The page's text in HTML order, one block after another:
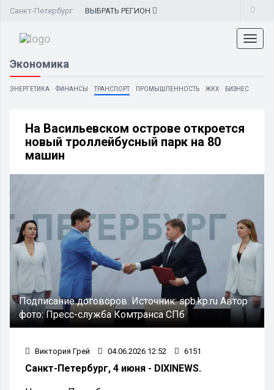
Санкт-Петербург ВЫБРАТЬ РЕГИОН
Экономика
ЭНЕРГЕТИКА ФИНАНСЫ ТРАНСПОРТ ПРОМЫШЛЕННОСТЬ ЖКХ БИЗНЕС
На Васильевском острове откроется
новый троллейбусный парк на 80
машин
Подписание договоров.Источник:spb.kp.ruАвтор
фото:Пресс-служба Комтранса СПб
Виктория Грей 04.06.2026 12:52 6151
Санкт-Петербург, 4 июня - DIXINEWS.